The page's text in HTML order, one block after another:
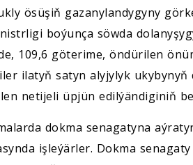
ösüşiň gazanylandygyny
boýunça söwda
109,6 göterime, öndürilen
ilatyň satyn alyjylyk
netijeli üpjün edilýändiginiň
dokma senagatyna
işleýärler. Dokma